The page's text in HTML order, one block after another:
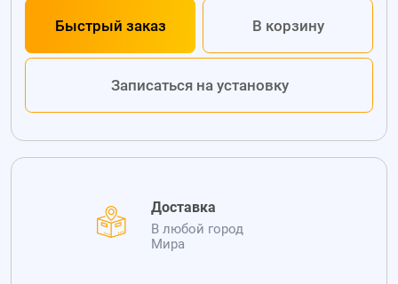
Быстрый заказ В корзину
Записаться на установку
Доставка
В любой город
Мира